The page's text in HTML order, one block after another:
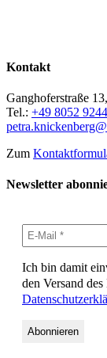
Kontakt
Ganghoferstraße
Tel.: +49 8052 9244
Zum
Newsletter
Ich bin damit
den Versand